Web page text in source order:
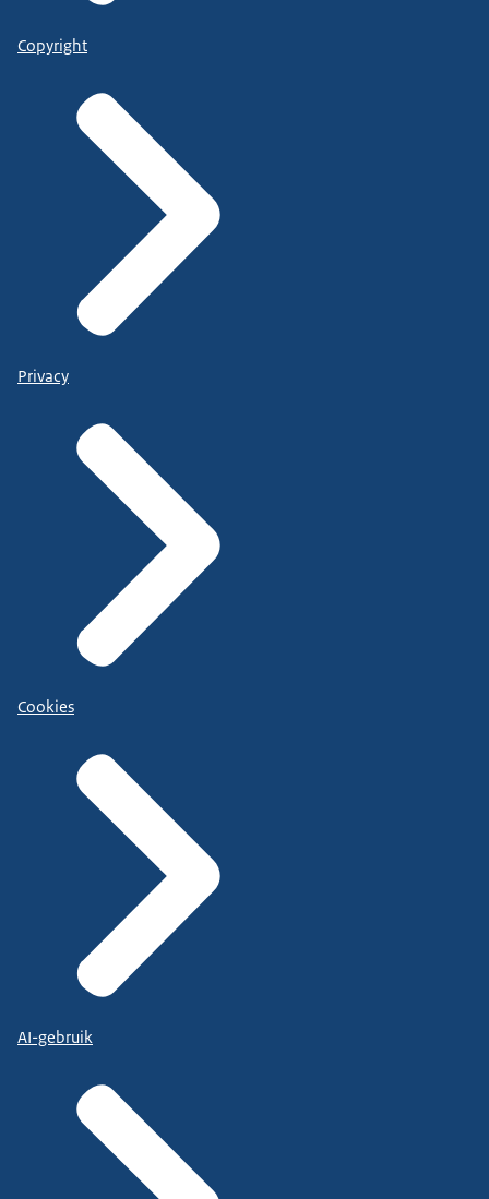
Copyright
Privacy
Cookies
AI-gebruik